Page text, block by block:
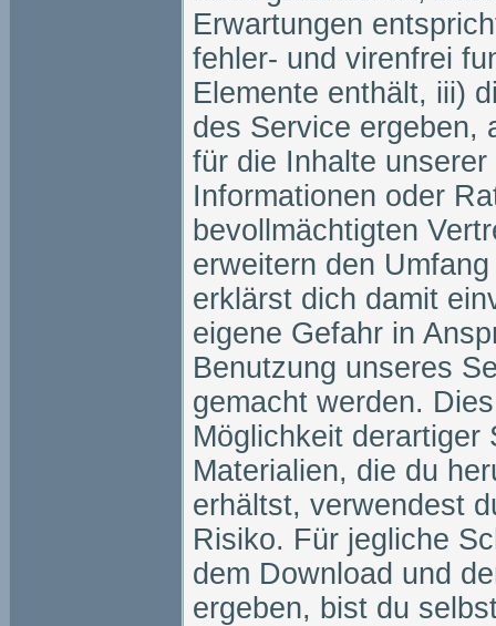
Erwartungen
fehler- und virenfrei
Elemente enthält, iii)
des Service ergeben,
für die Inhalte
Informationen oder
bevollmächtigten
erweitern den
erklärst dich damit
eigene Gefahr in
Benutzung unseres
gemacht werden.
Möglichkeit derartiger
Materialien, die du
erhältst, verwendest
Risiko. Für jegliche
dem Download und
ergeben, bist du